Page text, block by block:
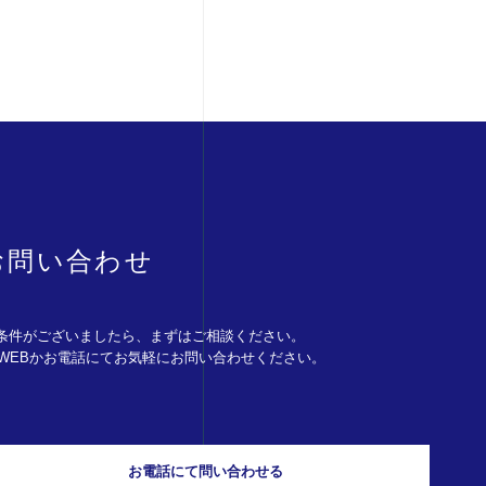
い合わせ
がございましたら、まずはご相談ください。
かお電話にてお気軽にお問い合わせください。
お電話にて問い合わせる